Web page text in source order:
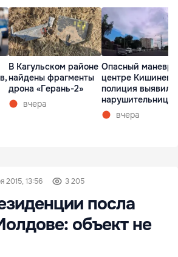
В Кагульском районе
найдены фрагменты
дрона «Герань-2»
вчера
Опасный маневр
центре Кишинева:
полиция выявила
нарушительницу
вчера
2015, 13:56 3 205
посла
объект не